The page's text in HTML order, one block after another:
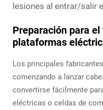
lesiones al entrar/salir
Preparación para
plataformas
Los principales
comenzando a lanzar
convertirse fácilmente
eléctricas o celdas de